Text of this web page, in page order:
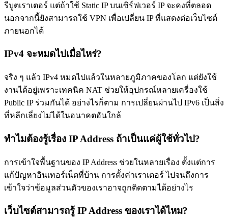
รีบูตเราเตอร์ แต่ถ้าใช้ Static IP บนเซิร์ฟเวอร์ IP จะคงที่ตลอด
นอกจากนี้ยังสามารถใช้ VPN เพื่อเปลี่ยน IP ที่แสดงต่อเว็บไซต์
ภายนอกได้
IPv4 จะหมดไปเมื่อไหร่?
จริง ๆ แล้ว IPv4 หมดไปแล้วในหลายภูมิภาคของโลก แต่ยังใช้
งานได้อยู่เพราะเทคนิค NAT ช่วยให้อุปกรณ์หลายเครื่องใช้
Public IP ร่วมกันได้ อย่างไรก็ตาม การเปลี่ยนผ่านไป IPv6 เป็นสิ่ง
ที่หลีกเลี่ยงไม่ได้ในอนาคตอันใกล้
ทำไมต้องรู้เรื่อง IP Address ถ้าเป็นแค่ผู้ใช้ทั่วไป?
การเข้าใจพื้นฐานของ IP Address ช่วยในหลายเรื่อง ตั้งแต่การ
แก้ปัญหาอินเทอร์เน็ตที่บ้าน การตั้งค่าเราเตอร์ ไปจนถึงการ
เข้าใจว่าข้อมูลส่วนตัวของเราอาจถูกติดตามได้อย่างไร
เว็บไซต์สามารถรู้ IP Address ของเราได้ไหม?